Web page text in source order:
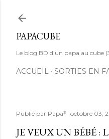
PAPACUBE
Le blog BD d'un papa au cube
ACCUEIL SORTIES EN
Publié par Papa³ octobre 03,
JE VEUX UN BÉBÉ :